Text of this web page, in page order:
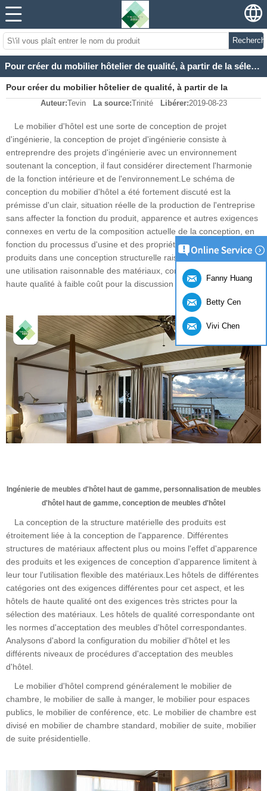
Pour créer du mobilier hôtelier de qualité, à partir de la sélection des matériaux!
Pour créer du mobilier hôtelier de qualité, à partir de la
sélection des matériaux!
Auteur:Tevin La source:Trinité Libérer:2019-08-23
Le mobilier d'hôtel est une sorte de conception de projet
d'ingénierie, la conception de projet d'ingénierie consiste à
entreprendre des projets d'ingénierie avec un environnement
soutenant la conception, il faut considérer directement l'harmonie
de la fonction intérieure et de l'environnement.Le schéma de
conception du mobilier d'hôtel a été fortement discuté est la
prémisse d'un clair, situation réelle de la production de l'entreprise
sans affecter la fonction du produit, apparence et autres exigences
connexes en vertu de la composition actuelle de la conception, en
fonction du processus d'usine et des propriétés des matériaux, les
produits dans une conception structurelle raisonnable et efficace, à
une utilisation raisonnable des matériaux, comme un produit de
haute qualité à faible coût pour la discussion technique.
Ingénierie de meubles d'hôtel haut de gamme, personnalisation de meubles
d'hôtel haut de gamme, conception de meubles d'hôtel
La conception de la structure matérielle des produits est
étroitement liée à la conception de l'apparence. Différentes
structures de matériaux affectent plus ou moins l'effet d'apparence
des produits et les exigences de conception d'apparence limitent à
leur tour l'utilisation flexible des matériaux.Les hôtels de différentes
catégories ont des exigences différentes pour cet aspect, et les
hôtels de haute qualité ont des exigences très strictes pour la
sélection des matériaux. Les hôtels de qualité correspondante ont
les normes d'acceptation des meubles d'hôtel correspondantes.
Analysons d'abord la configuration du mobilier d'hôtel et les
différents niveaux de procédures d'acceptation des meubles
d'hôtel.
Le mobilier d'hôtel comprend généralement le mobilier de
chambre, le mobilier de salle à manger, le mobilier pour espaces
publics, le mobilier de conférence, etc. Le mobilier de chambre est
divisé en mobilier de chambre standard, mobilier de suite, mobilier
de suite présidentielle.
Fanny Huang
Betty Cen
Vivi Chen